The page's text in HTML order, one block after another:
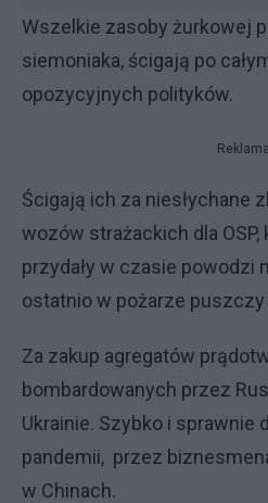
Wszelkie zasoby żurkowej
siemoniaka, ścigają po
opozycyjnych polityków.
Reklama
Ścigają ich za niesłychane
wozów strażackich dla
przydały w czasie powodzi
ostatnio w pożarze
Za zakup agregatów
bombardowanych przez
Ukrainie. Szybko i
pandemii, przez
w Chinach.